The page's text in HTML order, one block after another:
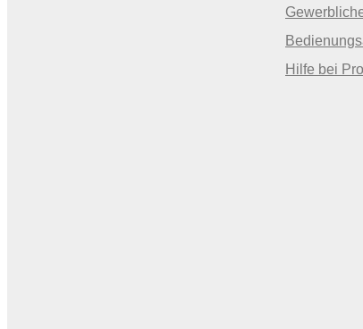
Hilfe bei